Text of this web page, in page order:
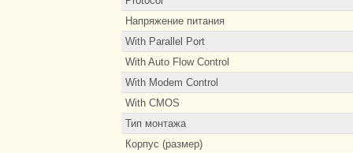
Напряжение питания
With Parallel Port
With Auto Flow Control
With Modem Control
With CMOS
Тип монтажа
Корпус (размер)